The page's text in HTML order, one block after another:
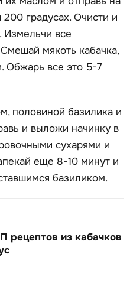
градусах. Очисти и
все
мякоть кабачка,
Обжарь все это 5-7
половиной базилика и
и выложи начинку в
сухарями и
еще 8-10 минут и
базиликом.
рецептов из кабачков